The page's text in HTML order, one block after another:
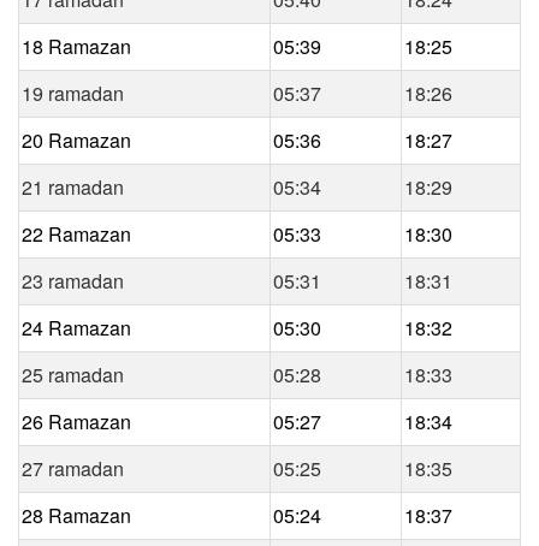
18 Ramazan
05:39
18:25
19 ramadan
05:37
18:26
20 Ramazan
05:36
18:27
21 ramadan
05:34
18:29
22 Ramazan
05:33
18:30
23 ramadan
05:31
18:31
24 Ramazan
05:30
18:32
25 ramadan
05:28
18:33
26 Ramazan
05:27
18:34
27 ramadan
05:25
18:35
28 Ramazan
05:24
18:37